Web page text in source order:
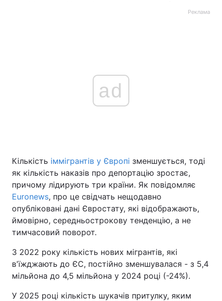
Реклама
ad
Кількість іммігрантів у Європі зменшується, тоді
як кількість наказів про депортацію зростає,
причому лідирують три країни. Як повідомляє
Euronews, про це свідчать нещодавно
опубліковані дані Євростату, які відображають,
ймовірно, середньострокову тенденцію, а не
тимчасовий поворот.
З 2022 року кількість нових мігрантів, які
в'їжджають до ЄС, постійно зменшувалася - з 5,4
мільйона до 4,5 мільйона у 2024 році (-24%).
У 2025 році кількість шукачів притулку, яким